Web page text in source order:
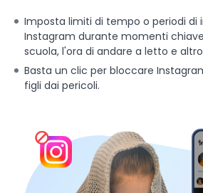
Imposta limiti di tempo o periodi di
Instagram durante momenti
scuola, l'ora di andare a letto e
Basta un clic per bloccare
figli dai pericoli.